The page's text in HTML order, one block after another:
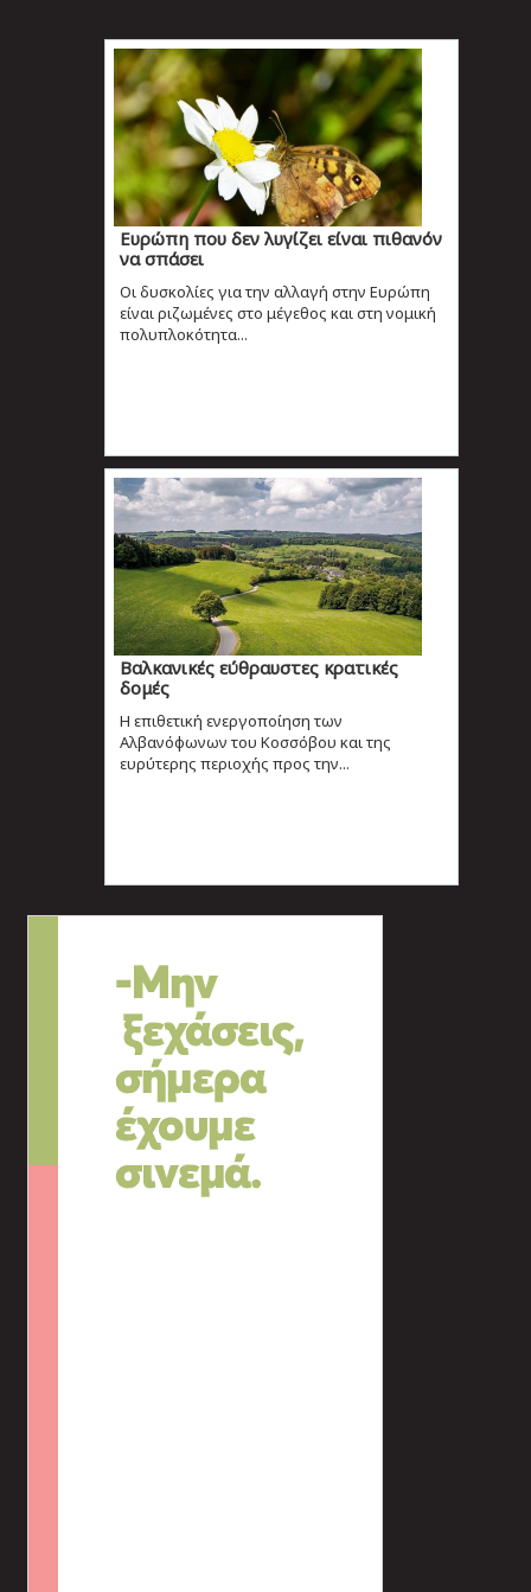
Ευρώπη που δεν λυγίζει είναι πιθανόν
να σπάσει
Οι δυσκολίες για την αλλαγή στην Ευρώπη
είναι ριζωμένες στο μέγεθος και στη νομική
πολυπλοκότητα...
Βαλκανικές εύθραυστες κρατικές
δομές
Η επιθετική ενεργοποίηση των
Αλβανόφωνων του Κοσσόβου και της
ευρύτερης περιοχής προς την...